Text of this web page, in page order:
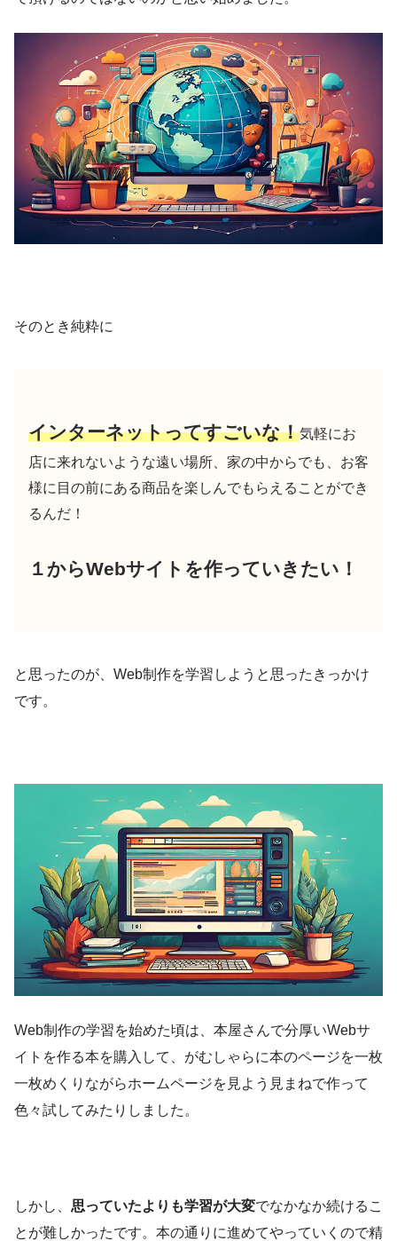
そのとき純粋に
インターネットってすごいな！気軽にお
店に来れないような遠い場所、家の中からでも、お客
様に目の前にある商品を楽しんでもらえることができ
るんだ！
１からWebサイトを作っていきたい！
と思ったのが、Web制作を学習しようと思ったきっかけ
です。
Web制作の学習を始めた頃は、本屋さんで分厚いWebサ
イトを作る本を購入して、がむしゃらに本のページを一枚
一枚めくりながらホームページを見よう見まねで作って
色々試してみたりしました。
しかし、 思っていたよりも学習が大変でなかなか続けるこ
とが難しかったです。本の通りに進めてやっていくので精